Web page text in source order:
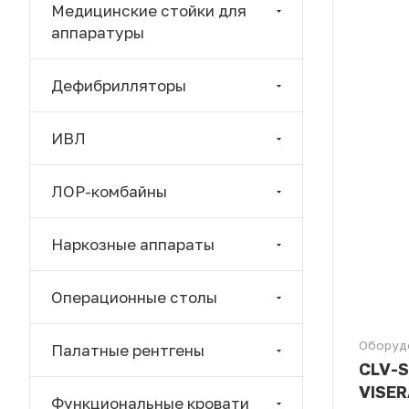
CLV-
Медицинские стойки для
аппаратуры
Дефибрилляторы
ИВЛ
ЛОР-комбайны
Наркозные аппараты
Операционные столы
Палатные рентгены
Функциональные кровати